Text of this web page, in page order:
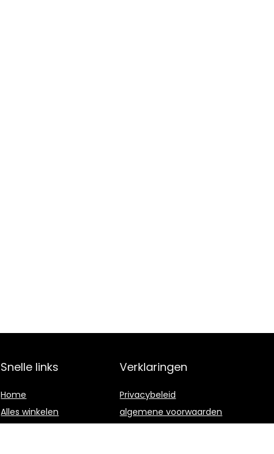
Snelle links
Home
Alles winkelen
Verklaringen
Privacybeleid
algemene voorwaarden